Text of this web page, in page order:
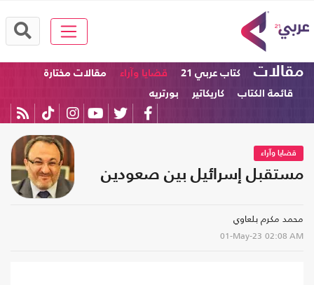
مقالات كتاب عربي 21 قضايا وآراء
مقالات مختارة
قائمة الكتاب
كاريكاتير بورتريه
قضايا وآراء
مستقبل إسرائيل بين صعودين
محمد مكرم بلعاوي
01-May-23 02:08 AM